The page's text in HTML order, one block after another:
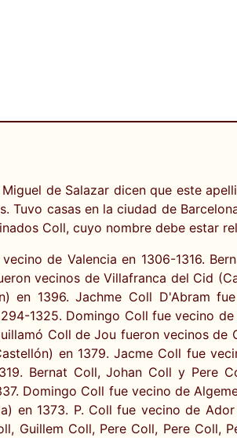
de Salazar dicen que este
Tuvo casas en la ciudad de
Coll, cuyo nombre debe estar
de Valencia en 1306-1316.
vecinos de Villafranca del Cid
en 1396. Jachme Coll D'Abram
1325. Domingo Coll fue vecino
Coll de Jou fueron vecinos de
en 1379. Jacme Coll fue
Bernat Coll, Johan Coll y Pere
Domingo Coll fue vecino de
en 1373. P. Coll fue vecino de
Guillem Coll, Pere Coll, Pere Coll,